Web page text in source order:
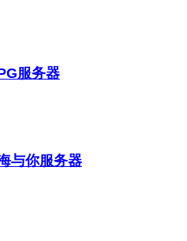
服务器
与你服务器